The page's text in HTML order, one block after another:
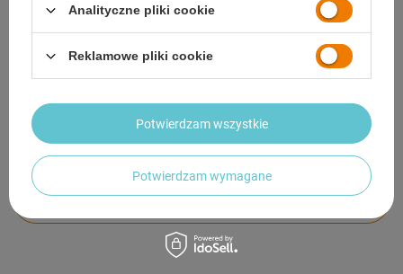
OPINIE (0)
Potrzebujesz pomocy? Masz pytania?
Zadaj pytanie a my odpowiemy niezwłocznie,
najciekawsze pytania i odpowiedzi publikując
Analityczne pliki cookie
Reklamowe pliki cookie
Potwierdzam wymagane
Potwierdzam wszystkie